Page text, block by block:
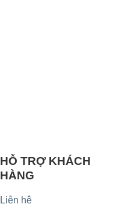
HỖ TRỢ KHÁCH
HÀNG
Liên hệ